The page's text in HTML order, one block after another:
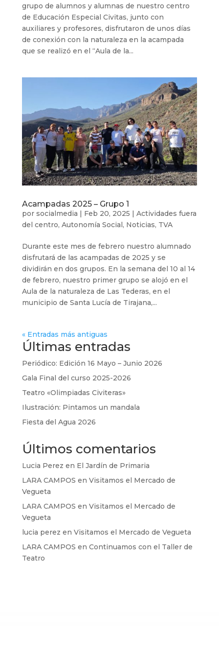
grupo de alumnos y alumnas de nuestro centro
de Educación Especial Civitas, junto con
auxiliares y profesores, disfrutaron de unos días
de conexión con la naturaleza en la acampada
que se realizó en el “Aula de la...
Acampadas 2025 – Grupo 1
por socialmedia | Feb 20, 2025 | Actividades fuera
del centro, Autonomía Social, Noticias, TVA
Durante este mes de febrero nuestro alumnado
disfrutará de las acampadas de 2025 y se
dividirán en dos grupos. En la semana del 10 al 14
de febrero, nuestro primer grupo se alojó en el
Aula de la naturaleza de Las Tederas, en el
municipio de Santa Lucía de Tirajana,...
« Entradas más antiguas
Últimas entradas
Periódico: Edición 16 Mayo – Junio 2026
Gala Final del curso 2025-2026
Teatro «Olimpiadas Civiteras»
Ilustración: Pintamos un mandala
Fiesta del Agua 2026
Últimos comentarios
Lucia Perez en El Jardín de Primaria
LARA CAMPOS en Visitamos el Mercado de
Vegueta
LARA CAMPOS en Visitamos el Mercado de
Vegueta
lucia perez en Visitamos el Mercado de Vegueta
LARA CAMPOS en Continuamos con el Taller de
Teatro